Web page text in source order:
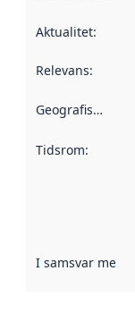
Aktualitet:
Relevans:
Geografisk område
Tidsrom:
I samsvar med